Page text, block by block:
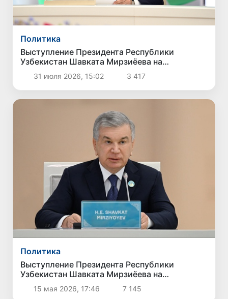
Политика
Выступление Президента Республики
Узбекистан Шавката Мирзиёева на
неформальной Консультативной встрече глав
государств Центральной Азии и
Азербайджана
31 июля 2026, 15:02 3 417
Политика
Выступление Президента Республики
Узбекистан Шавката Мирзиёева на
неформальном саммите Организации
тюркских государств
15 мая 2026, 17:46 7 145